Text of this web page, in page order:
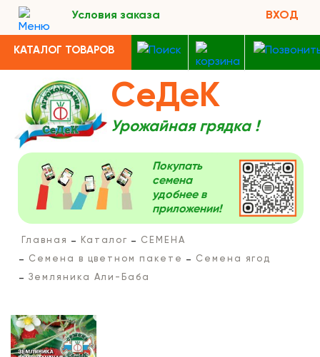
Условия заказа ВХОД
КАТАЛОГ ТОВАРОВ
СеДеК
Урожайная грядка !
Покупать
семена
удобнее в
приложении!
Главная Каталог
СЕМЕНА
Семена в цветном пакете
Семена ягод
Земляника Али-Баба